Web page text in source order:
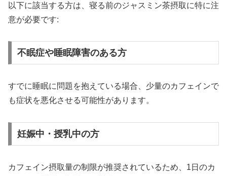
以下に該当する方は、寝る前のジャスミン茶摂取に特に注
意が必要です:
不眠症や睡眠障害のある方
すでに睡眠に問題を抱えている場合、少量のカフェインで
も症状を悪化させる可能性があります。
妊娠中・授乳中の方
カフェイン摂取量の制限が推奨されているため、1日のカ